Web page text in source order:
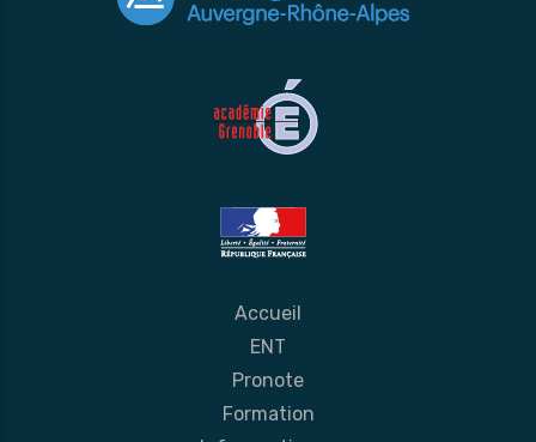
Accueil
ENT
Pronote
Formation